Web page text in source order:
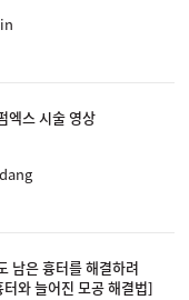
엑스 시술 영상
남은 흉터를 해결하려
와 늘어진 모공 해결법]